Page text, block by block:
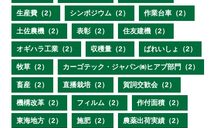
生産費（2） シンポジウム（2） 作業台車（2）
土佐農機（2） 表彰（2） 住友建機（2）
オギハラ工業（2） 収穫量（2） ばれいしょ（2）
牧草（2） カーゴテック・ジャパン㈱ヒアブ部門（2）
畜産（2） 直播栽培（2） 賀詞交歓会（2）
機構改革（2） フィルム（2） 作付面積（2）
東海地方（2） 施肥（2） 農薬出荷実績（2）